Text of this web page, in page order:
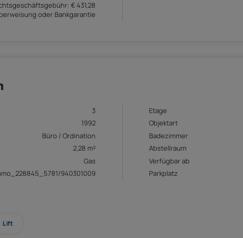
€ 431,28
oder Bankgarantie
3 Etage
1992 Objektart
Büro / Ordination Badezimmer
2,28 m² Abstellraum
Gas Verfügbar ab
940301009 Parkplatz
Lift